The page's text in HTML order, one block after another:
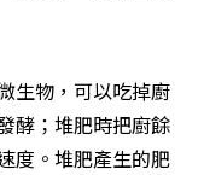
生物，可以吃掉廚
酵；堆肥時把廚餘
度。堆肥產生的肥